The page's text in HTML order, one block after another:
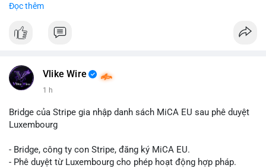
nay:
📧 Email: localpvashop@gmail.com
Đọc thêm
Vlike Wire
1 h
Bridge của Stripe gia nhập danh sách MiCA EU sau phê duyệt
Luxembourg
- Bridge, công ty con Stripe, đăng ký MiCA EU.
- Phê duyệt từ Luxembourg cho phép hoạt động hợp pháp.